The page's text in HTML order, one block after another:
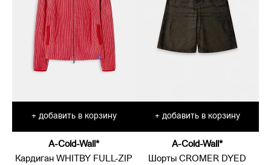
+ добавить в корзину
A-Cold-Wall*
Кардиган WHITBY FULL-ZIP
+ добавить в корзину
A-Cold-Wall*
Шорты CROMER DYED